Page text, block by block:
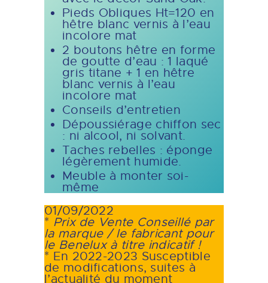
Pieds Obliques Ht=120 en
hêtre blanc vernis à l’eau
incolore mat
2 boutons hêtre en forme
de goutte d’eau : 1 laqué
gris titane + 1 en hêtre
blanc vernis à l’eau
incolore mat
Conseils d’entretien
Dépoussiérage chiffon sec
: ni alcool, ni solvant.
Taches rebelles : éponge
légèrement humide.
Meuble à monter soi-
même
01/09/2022
* Prix de Vente Conseillé par
la marque / le fabricantpour
le Benelux à titre indicatif !
* En 2022-2023 Susceptible
de modifications, suites à
l’actualité du moment